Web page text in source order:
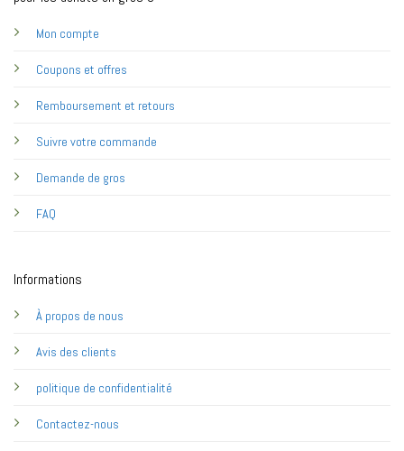
Mon compte
Coupons et offres
Remboursement et retours
Suivre votre commande
Demande de gros
FAQ
Informations
À propos de nous
Avis des clients
politique de confidentialité
Contactez-nous